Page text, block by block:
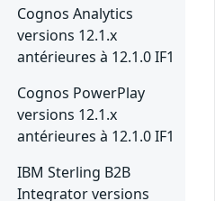
Cognos Analytics
versions 12.1.x
antérieures à 12.1.0 IF1
Cognos PowerPlay
versions 12.1.x
antérieures à 12.1.0 IF1
IBM Sterling B2B
Integrator versions